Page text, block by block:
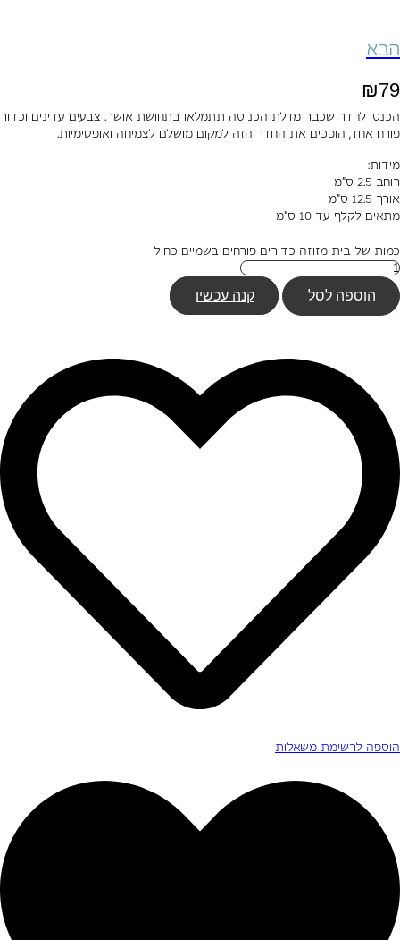
הבא
₪79
הכנסו לחדר שכבר מדלת הכניסה תתמלאו בתחושת אושר. צבעים עדינים וכדור
פורח אחד, הופכים את החדר הזה למקום מושלם לצמיחה ואופטימיות.
מידות:
רוחב 2.5 ס"מ
אורך 12.5 ס"מ
מתאים לקלף עד 10 ס"מ
כמות של בית מזוזה כדורים פורחים בשמיים כחול
הוספה לסל קנה עכשיו
הוספה לרשימת משאלות